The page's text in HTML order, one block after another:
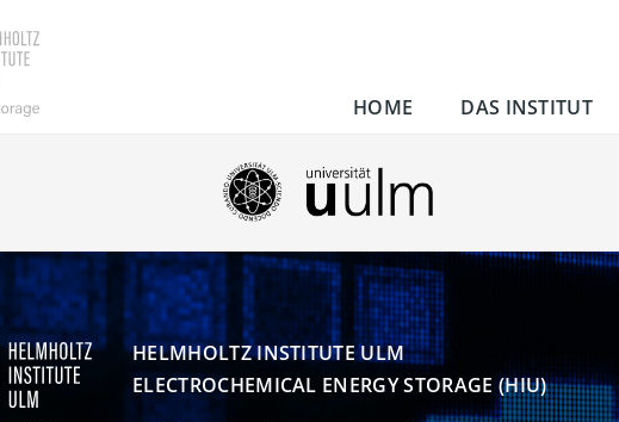
HOME DAS INSTITUT
HELMHOLTZ INSTITUTE ULM
ELECTROCHEMICAL ENERGY STORAGE (HIU)